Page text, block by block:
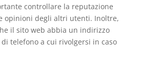
controllare la reputazione
opinioni degli altri utenti. Inoltre,
il sito web abbia un indirizzo
telefono a cui rivolgersi in caso